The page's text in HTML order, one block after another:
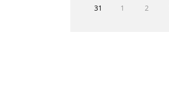
31 1 2